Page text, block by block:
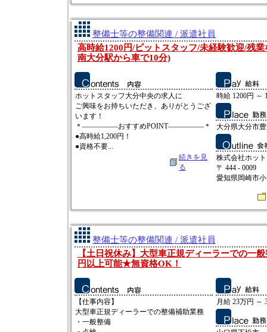
整備士等の整備関連 / 派遣社員
高時給1200円/ピットスタッフ/未経験歓迎/残
南大分駅から車で10分)
ホットスタッフ大分中央の求人に
ご興味をお持ちいただき、ありがとうござ
います！
＊―――――おすすめPOINT―――――＊
●高時給1,200円！
●資格不要...
続きを見
る
時給 1200円 ～
大分県大分市
株式会社ホッ
〒 444 - 0009
愛知県岡崎市
整備士等の整備関連 / 派遣社員
【土日祝休み】大型車正規ディーラーでの一
円以上可能★無資格OK！
【仕事内容】
大型車正規ディーラーでの整備補助業務
・一般整備
月給 23万円 ～